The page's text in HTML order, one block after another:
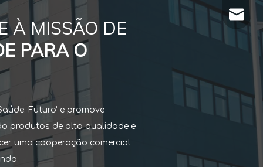
À MISSÃO DE
PARA O
Futuro' e promove
produtos de alta qualidade e
uma cooperação comercial